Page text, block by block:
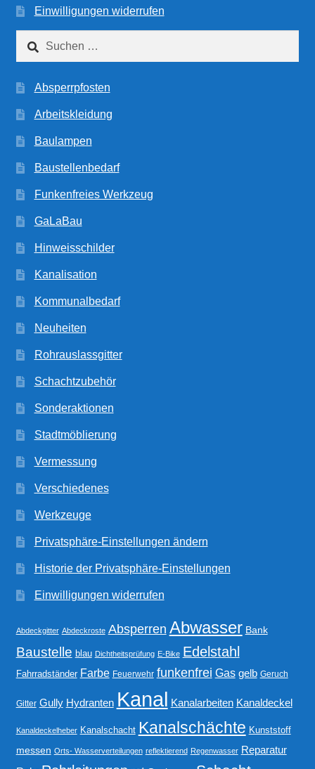
Einwilligungen widerrufen
nach:
Absperrpfosten
Arbeitskleidung
Baulampen
Baustellenbedarf
Funkenfreies Werkzeug
GaLaBau
Hinweisschilder
Kanalisation
Kommunalbedarf
Neuheiten
Rohrauslassgitter
Schachtzubehör
Sonderaktionen
Stadtmöblierung
Vermessung
Verschiedenes
Werkzeuge
Privatsphäre-Einstellungen ändern
Historie der Privatsphäre-Einstellungen
Einwilligungen widerrufen
Abdeckgitter Abdeckroste Absperren Abwasser Bank
Baustelle blau Dichtheitsprüfung E-Bike Edelstahl
Fahrradständer Farbe Feuerwehr funkenfrei Gas gelb Geruch
Gitter Gully Hydranten Kanal Kanalarbeiten Kanaldeckel
Kanaldeckelheber Kanalschacht Kanalschächte Kunststoff
messen Orts- Wasserverteilungen reflektierend Regenwasser Reparatur